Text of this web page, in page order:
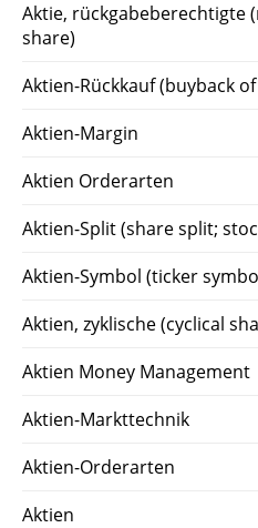
Aktie, rückgabeberechtigte
share)
Aktien-Rückkauf (buyback
Aktien-Margin
Aktien Orderarten
Aktien-Split (share split;
Aktien-Symbol (ticker
Aktien, zyklische (cyclical
Aktien Money Management
Aktien-Markttechnik
Aktien-Orderarten
Aktien